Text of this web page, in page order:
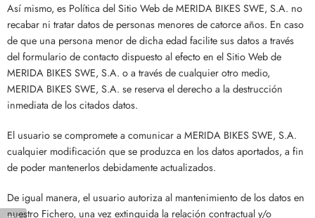
Así mismo, es Política del Sitio Web de MERIDA BIKES SWE, S.A. no
recabar ni tratar datos de personas menores de catorce años. En caso
de que una persona menor de dicha edad facilite sus datos a través
del formulario de contacto dispuesto al efecto en el Sitio Web de
MERIDA BIKES SWE, S.A. o a través de cualquier otro medio,
MERIDA BIKES SWE, S.A. se reserva el derecho a la destrucción
inmediata de los citados datos.
El usuario se compromete a comunicar a MERIDA BIKES SWE, S.A.
cualquier modificación que se produzca en los datos aportados, a fin
de poder mantenerlos debidamente actualizados.
De igual manera, el usuario autoriza al mantenimiento de los datos en
nuestro Fichero, una vez extinguida la relación contractual y/o